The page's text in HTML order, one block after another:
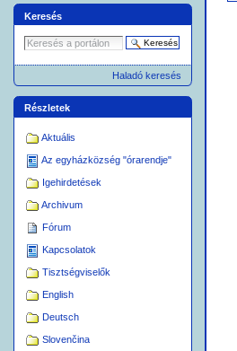
Keresés
Haladó keresés
Részletek
Aktuális
Az egyházközség "órarendje"
Igehirdetések
Archivum
Fórum
Kapcsolatok
Tisztségviselők
English
Deutsch
Slovenčina